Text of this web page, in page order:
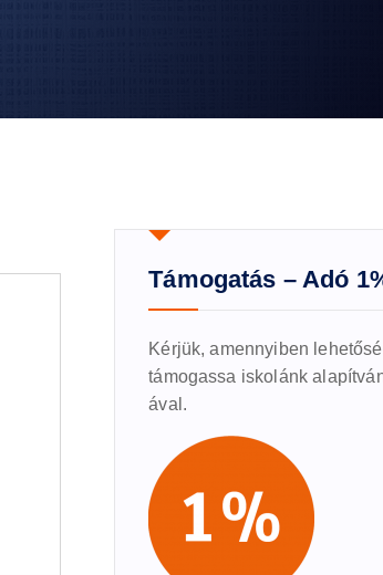
Támogatás – Adó
Kérjük, amennyiben
támogassa iskolánk
ával.